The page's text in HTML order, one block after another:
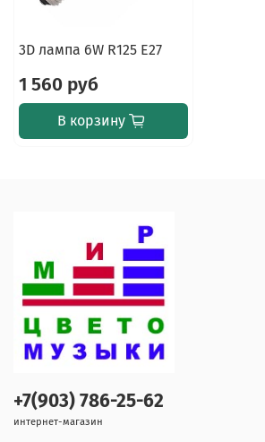
3D лампа 6W R125 E27
1 560 руб
В корзину
+7(903) 786-25-62
интернет-магазин